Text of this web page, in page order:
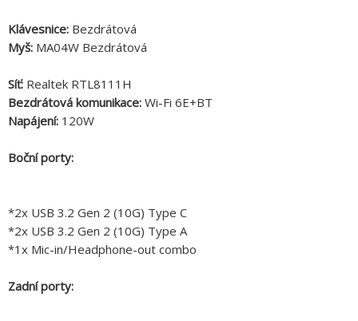
Klávesnice: Bezdrátová
Myš: MA04W Bezdrátová
Síť: Realtek RTL8111H
Bezdrátová komunikace: Wi-Fi 6E+BT
Napájení: 120W
Boční porty:
*2x USB 3.2 Gen 2 (10G) Type C
*2x USB 3.2 Gen 2 (10G) Type A
*1x Mic-in/Headphone-out combo
Zadní porty: